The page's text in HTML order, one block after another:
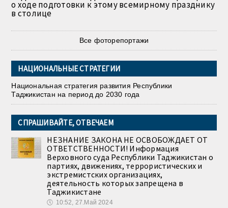
о ходе подготовки к этому всемирному празднику
в столице
Все фоторепортажи
НАЦИОНАЛЬНЫЕ СТРАТЕГИИ
Национальная стратегия развития Республики
Таджикистан на период до 2030 года
СПРАШИВАЙТЕ, ОТВЕЧАЕМ
НЕЗНАНИЕ ЗАКОНА НЕ ОСВОБОЖДАЕТ ОТ
ОТВЕТСТВЕННОСТИ! Информация
Верховного суда Республики Таджикистан о
партиях, движениях, террористических и
экстремистских организациях,
деятельность которых запрещена в
Таджикистане
🕔 10:52, 27.Май 2024